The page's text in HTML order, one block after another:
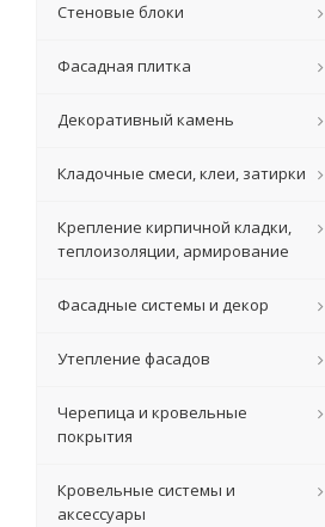
Стеновые блоки
Фасадная плитка
Декоративный камень
Кладочные смеси, клеи, затирки
Крепление кирпичной кладки,
теплоизоляции, армирование
Фасадные системы и декор
Утепление фасадов
Черепица и кровельные
покрытия
Кровельные системы и
аксессуары